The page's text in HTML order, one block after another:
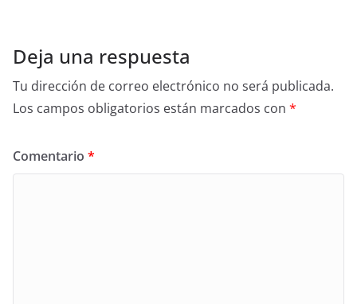
Deja una respuesta
Tu dirección de correo electrónico no será publicada.
Los campos obligatorios están marcados con *
Comentario *